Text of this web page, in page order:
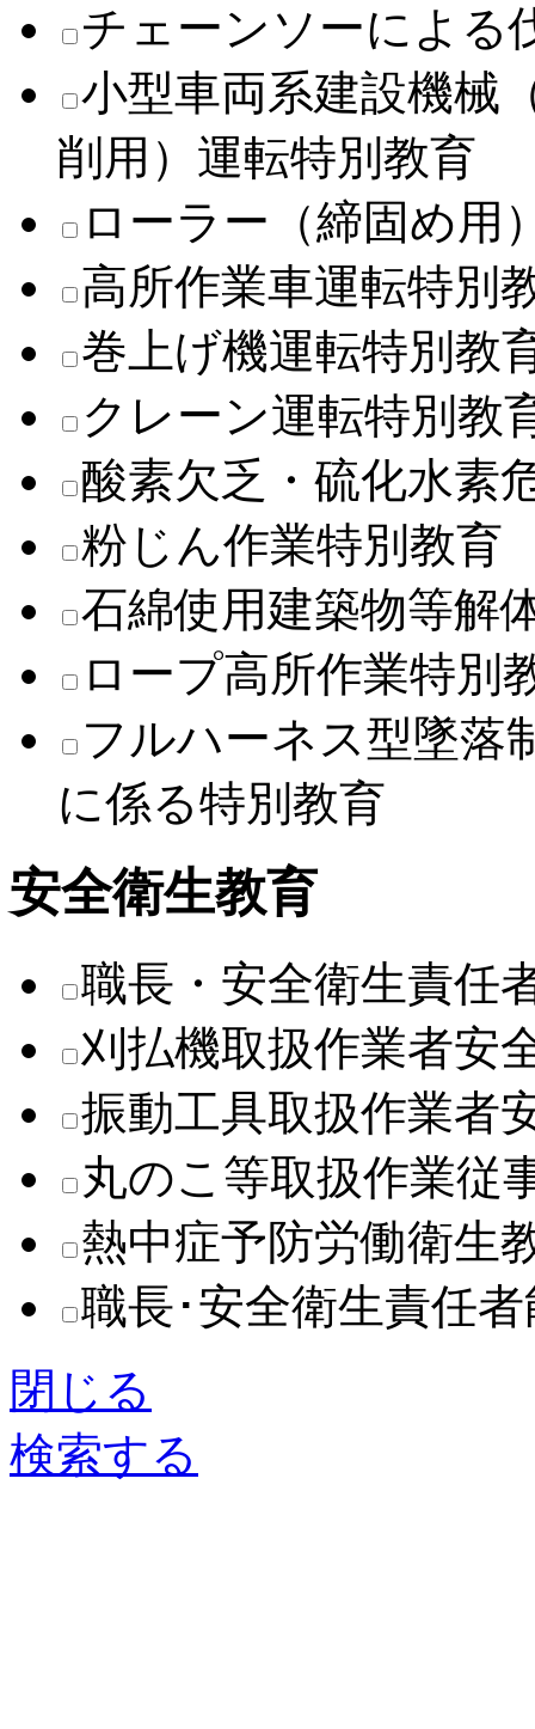
チェーンソーによる
小型車両系建設機械
削用）運転特別教育
ローラー（締固め用
高所作業車運転特別
巻上げ機運転特別教
クレーン運転特別教
酸素欠乏・硫化水素
粉じん作業特別教育
石綿使用建築物等解
ロープ高所作業特別
フルハーネス型墜落
に係る特別教育
安全衛生教育
職長・安全衛生責任
刈払機取扱作業者安
振動工具取扱作業者
丸のこ等取扱作業従
熱中症予防労働衛生
職長･安全衛生責任
閉じる
検索する